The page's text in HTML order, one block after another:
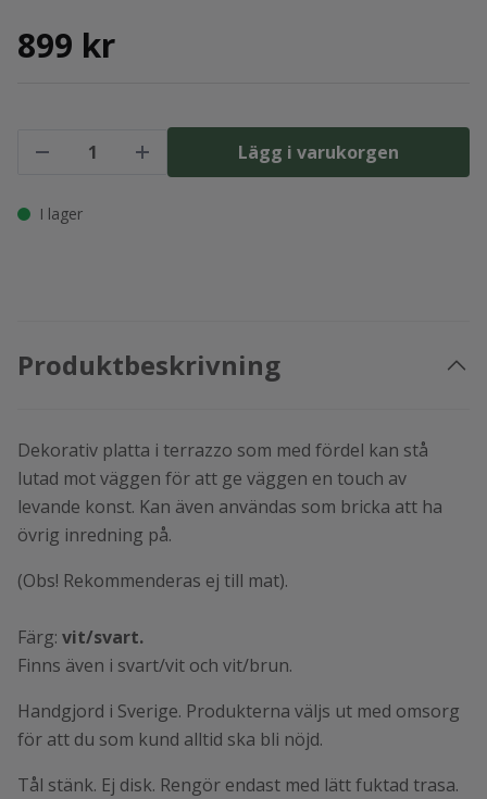
899 kr
Lägg i varukorgen
I lager
Produktbeskrivning
Dekorativ platta i terrazzo som med fördel kan stå
lutad mot väggen för att ge väggen en touch av
levande konst. Kan även användas som bricka att ha
övrig inredning på.
(Obs! Rekommenderas ej till mat).
Färg: vit/svart.
Finns även i svart/vit och vit/brun.
Handgjord i Sverige. Produkterna väljs ut med omsorg
för att du som kund alltid ska bli nöjd.
Tål stänk. Ej disk. Rengör endast med lätt fuktad trasa.